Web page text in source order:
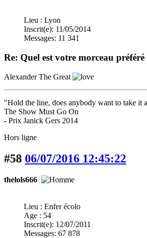
Lieu : Lyon
Inscrit(e): 11/05/2014
Messages: 11 341
Re: Quel est votre morceau préféré
Alexander The Great
"Hold the line, does anybody want to take it
The Show Must Go On
- Prix Janick Gers 2014
Hors ligne
#58 06/07/2016 12:45:22
thelols666
Lieu : Enfer écolo
Age : 54
Inscrit(e): 12/07/2011
Messages: 67 878